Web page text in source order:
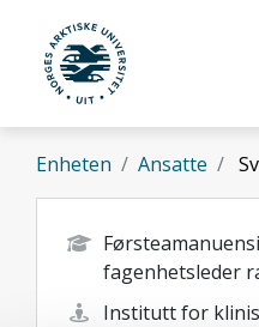
Gå til hovedinnhold
UiT Norges
Enheten Ansatte
fagenhetsleder
Institutt for